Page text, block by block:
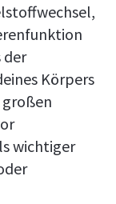
der
Körpers
wichtiger